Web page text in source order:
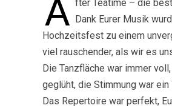
A fter Teatime – die
Dank Eurer Musik
Hochzeitsfest zu einem
viel rauschender, als wir es
Die Tanzfläche war immer
geglüht, die Stimmung war ein
Das Repertoire war perfekt,